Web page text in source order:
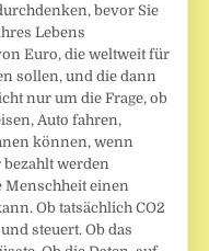
bevor Sie
Lebens
Euro, die weltweit für
sollen, und die dann
nur um die Frage, ob
Auto fahren,
können, wenn
werden
Menschheit einen
Ob tatsächlich CO2
steuert. Ob das